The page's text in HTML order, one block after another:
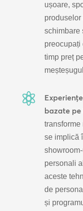
ușoare,
produselor
schimbare
preocupați
timp preț

bazate
se implică
personali
aceste
de
și